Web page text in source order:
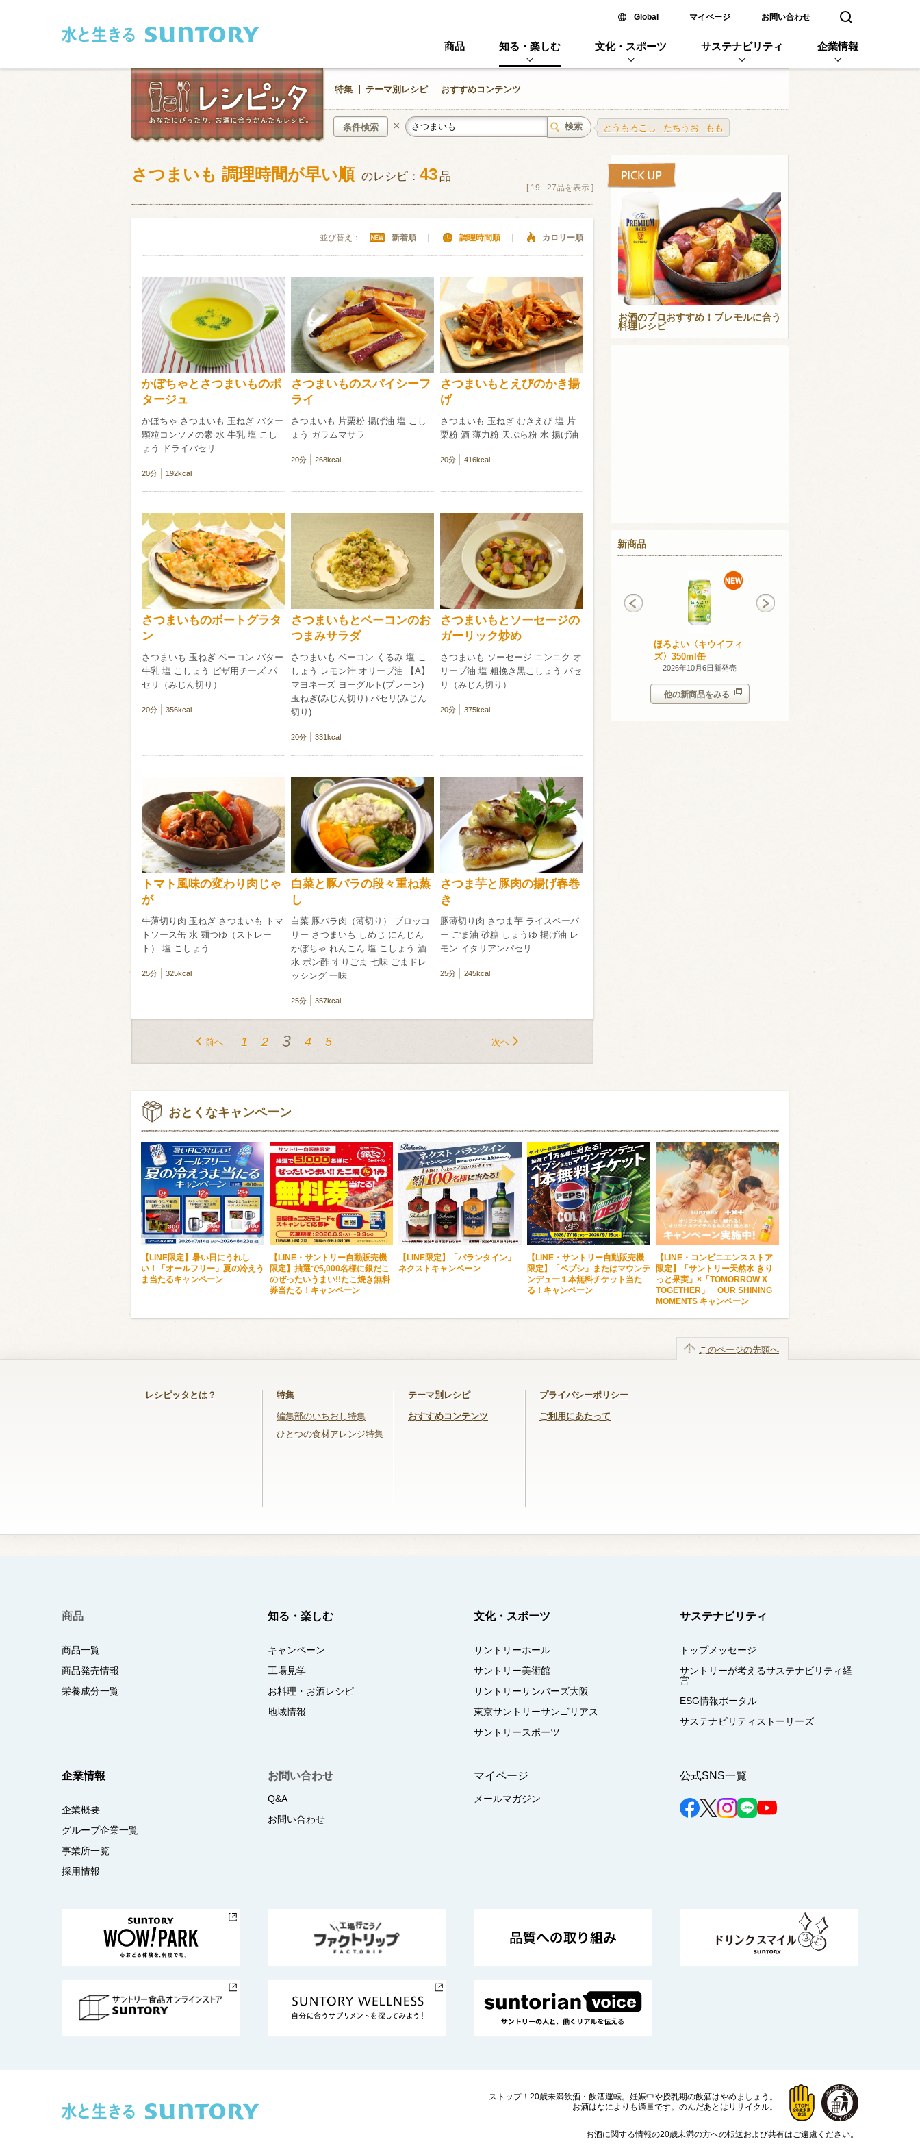
Global新しいウィンドウで開く
マイページ お問い合わせ 検索窓を開く
商品 知る・楽しむ 文化・スポーツ サステナビリティ 企業情報
特集 テーマ別レシピ おすすめコンテンツ
とうもろこし たちうお もも
条件検索 ×
和食 洋食 中華風
フレンチ アジア・エスニック その他・創作料理 スイーツ
肉 魚介類 野菜・いも類 きのこ
卵・乳製品 豆腐・豆類 加工食品系 くだもの
お米・麺
類・穀物
その他
ビール ハイボール（ウイスキー） ウイスキー・ブランデー 焼酎
赤ワイン 白ワイン
検索
さつまいも 調理時間が早い順 のレシピ： 43品
[ 19 - 27品を表示 ]
並び替え： 新着順 調理時間順 カロリー順
かぼちゃとさつまいものポ
タージュ
かぼちゃ さつまいも 玉ねぎ バター
顆粒コンソメの素 水 牛乳 塩 こし
ょう ドライパセリ
20分 192kcal
さつまいものスパイシーフ
ライ
さつまいも 片栗粉 揚げ油 塩 こし
ょう ガラムマサラ
20分 268kcal
さつまいもとえびのかき揚
げ
さつまいも 玉ねぎ むきえび 塩 片
栗粉 酒 薄力粉 天ぷら粉 水 揚げ油
20分 416kcal
さつまいものボートグラタ
ン
さつまいも 玉ねぎ ベーコン バター
牛乳 塩 こしょう ピザ用チーズ パ
セリ（みじん切り）
20分 356kcal
さつまいもとベーコンのお
つまみサラダ
さつまいも ベーコン くるみ 塩 こ
しょう レモン汁 オリーブ油 【A】
マヨネーズ ヨーグルト(プレーン)
玉ねぎ(みじん切り) パセリ(みじん
切り)
20分 331kcal
さつまいもとソーセージの
ガーリック炒め
さつまいも ソーセージ ニンニク オ
リーブ油 塩 粗挽き黒こしょう パセ
リ（みじん切り）
20分 375kcal
トマト風味の変わり肉じゃ
が
牛薄切り肉 玉ねぎ さつまいも トマ
トソース缶 水 麺つゆ（ストレー
ト） 塩 こしょう
25分 325kcal
白菜と豚バラの段々重ね蒸
し
白菜 豚バラ肉（薄切り） ブロッコ
リー さつまいも しめじ にんじん
かぼちゃ れんこん 塩 こしょう 酒
水 ポン酢 すりごま 七味 ごまドレ
ッシング 一味
25分 357kcal
さつま芋と豚肉の揚げ春巻
き
豚薄切り肉 さつま芋 ライスペーパ
ー ごま油 砂糖 しょうゆ 揚げ油 レ
モン イタリアンパセリ
25分 245kcal
前へ 次へ
1 2 3 4 5
お酒のプロおすすめ！プレモルに合う
料理レシピ
新商品
ほろよい〈キウイフィ
ズ〉350ml缶
2026年10月6日新発売
ブリュット 2023
750ml瓶
2026年7月14日新発売
他の新商品をみる
おとくなキャンペーン
【LINE限定】暑い日にうれし
い！「オールフリー」夏の冷えう
ま当たるキャンペーン
【LINE・サントリー自動販売機
限定】抽選で5,000名様に銀だこ
のぜったいうまい!!たこ焼き無料
券当たる！キャンペーン
【LINE限定】「バランタイン」
ネクストキャンペーン
【LINE・サントリー自動販売機
限定】「ペプシ」またはマウンテ
ンデュー１本無料チケット当た
る！キャンペーン
【LINE・コンビニエンスストア
限定】「サントリー天然水 きり
っと果実」×「TOMORROW X
TOGETHER」 OUR SHINING
MOMENTS キャンペーン
レシピッタとは？ 特集
編集部のいちおし特集
ひとつの食材アレンジ特集
テーマ別レシピ
おすすめコンテンツ
プライバシーポリシー
ご利用にあたって
このページの先頭へ
商品
商品一覧
商品発売情報
栄養成分一覧
知る・楽しむ
キャンペーン
工場見学
お料理・お酒レシピ
地域情報
文化・スポーツ
サントリーホール
サントリー美術館
サントリーサンバーズ大阪
東京サントリーサンゴリアス
サントリースポーツ
サステナビリティ
トップメッセージ
サントリーが考えるサステナビリティ経
営
ESG情報ポータル
サステナビリティストーリーズ
企業情報
企業概要
グループ企業一覧
事業所一覧
採用情報
お問い合わせ
Q&A
お問い合わせ
マイページ
メールマガジン
公式SNS一覧
ストップ！20歳未満飲酒・飲酒運転。 妊娠中や授乳期の飲酒はやめましょう。
お酒はなによりも適量です。 のんだあとはリサイクル。
お酒に関する情報の20歳未満の方への転送および共有はご遠慮ください。